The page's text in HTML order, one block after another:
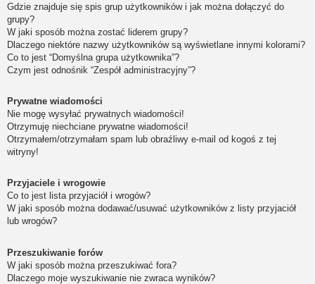
Gdzie znajduje się spis grup użytkowników i jak można dołączyć do
grupy?
W jaki sposób można zostać liderem grupy?
Dlaczego niektóre nazwy użytkowników są wyświetlane innymi kolorami?
Co to jest “Domyślna grupa użytkownika”?
Czym jest odnośnik “Zespół administracyjny”?
Prywatne wiadomości
Nie mogę wysyłać prywatnych wiadomości!
Otrzymuję niechciane prywatne wiadomości!
Otrzymałem/otrzymałam spam lub obraźliwy e-mail od kogoś z tej
witryny!
Przyjaciele i wrogowie
Co to jest lista przyjaciół i wrogów?
W jaki sposób można dodawać/usuwać użytkowników z listy przyjaciół
lub wrogów?
Przeszukiwanie forów
W jaki sposób można przeszukiwać fora?
Dlaczego moje wyszukiwanie nie zwraca wyników?